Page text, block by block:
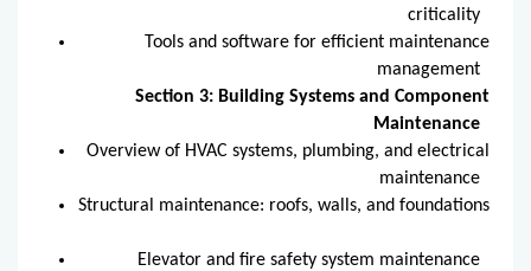
criticality
Tools and software for efficient maintenance
management
Section 3: Building Systems and Component
Maintenance
Overview of HVAC systems, plumbing, and electrical
maintenance
Structural maintenance: roofs, walls, and foundations
Elevator and fire safety system maintenance